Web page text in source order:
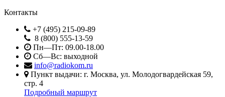
Контакты
+7 (495) 215-09-89
8 (800) 555-13-59
Пн—Пт: 09.00-18.00
Сб—Вс: выходной
info@radiokom.ru
Пункт выдачи: г. Москва, ул. Молодогвардейская 59,
стр. 4
Подробный маршрут